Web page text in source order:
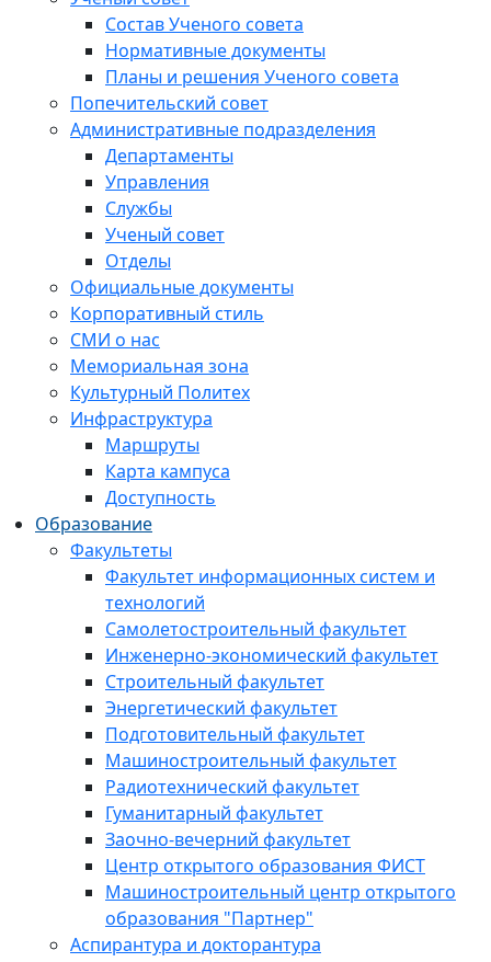
Состав Ученого совета
Нормативные документы
Планы и решения Ученого совета
Попечительский совет
Административные подразделения
Департаменты
Управления
Службы
Ученый совет
Отделы
Официальные документы
Корпоративный стиль
СМИ о нас
Мемориальная зона
Культурный Политех
Инфраструктура
Маршруты
Карта кампуса
Доступность
Образование
Факультеты
Факультет информационных систем и
технологий
Самолетостроительный факультет
Инженерно-экономический факультет
Строительный факультет
Энергетический факультет
Подготовительный факультет
Машиностроительный факультет
Радиотехнический факультет
Гуманитарный факультет
Заочно-вечерний факультет
Центр открытого образования ФИСТ
Машиностроительный центр открытого
образования "Партнер"
Аспирантура и докторантура